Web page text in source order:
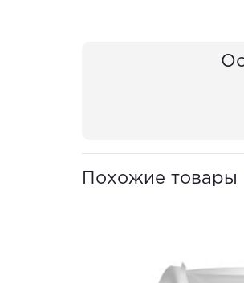
Похожие товары